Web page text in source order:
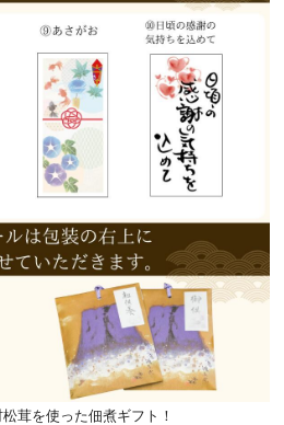
茸を使った佃煮ギフト！